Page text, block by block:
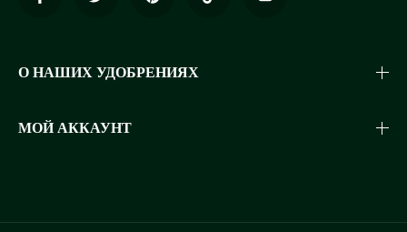
О НАШИХ УДОБРЕНИЯХ
МОЙ АККАУНТ